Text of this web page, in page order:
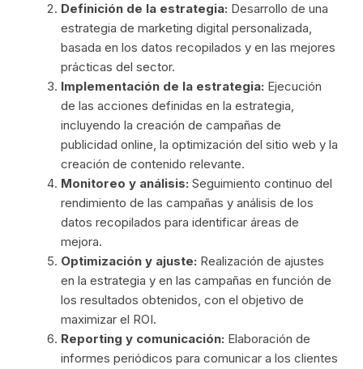
Definición de la estrategia: Desarrollo de una
estrategia de marketing digital personalizada,
basada en los datos recopilados y en las mejores
prácticas del sector.
Implementación de la estrategia: Ejecución
de las acciones definidas en la estrategia,
incluyendo la creación de campañas de
publicidad online, la optimización del sitio web y la
creación de contenido relevante.
Monitoreo y análisis: Seguimiento continuo del
rendimiento de las campañas y análisis de los
datos recopilados para identificar áreas de
mejora.
Optimización y ajuste: Realización de ajustes
en la estrategia y en las campañas en función de
los resultados obtenidos, con el objetivo de
maximizar el ROI.
Reporting y comunicación: Elaboración de
informes periódicos para comunicar a los clientes